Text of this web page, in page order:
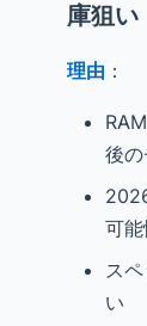
庫狙い
理由 ：
後
可能
ス
い